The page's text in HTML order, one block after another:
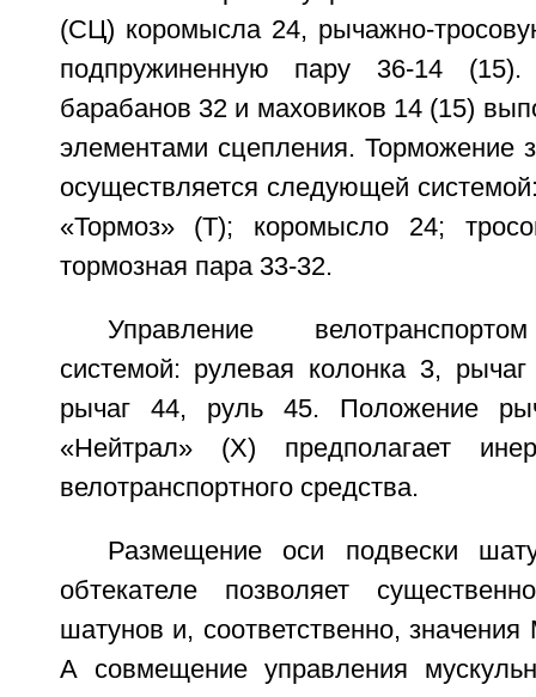
(СЦ) коромысла 24, рычажно-
подпружиненную пару 36-14
барабанов 32 и маховиков 14 (15)
элементами сцепления. Торможение
осуществляется следующей
«Тормоз» (Т); коромысло 24;
тормозная пара 33-32.
Управление
системой: рулевая колонка 3,
рычаг 44, руль 45. Положение
«Нейтрал» (X) предполагает
велотранспортного средства.
Размещение оси подвески
обтекателе позволяет
шатунов и, соответственно,
А совмещение управления